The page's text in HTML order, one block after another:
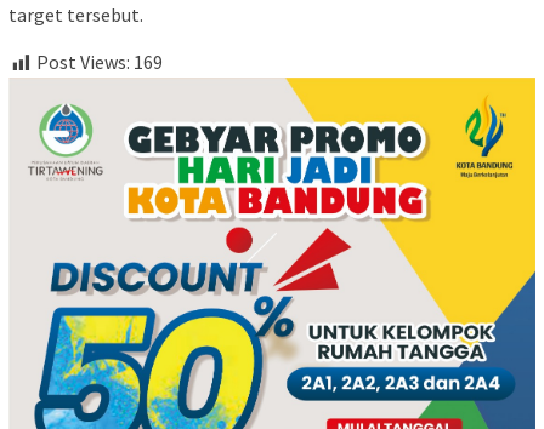
target tersebut.
Post Views: 169